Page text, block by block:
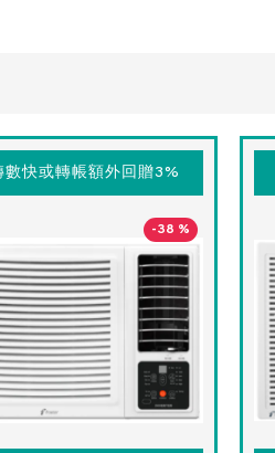
數快或轉帳額外回贈3%
-38 %